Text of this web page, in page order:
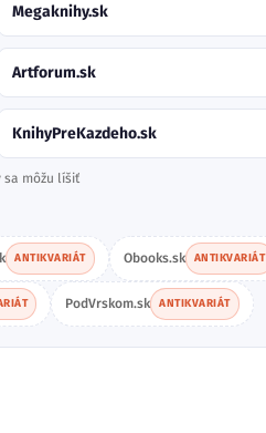
Megaknihy.sk
Artforum.sk
KnihyPreKazdeho.sk
môžu líšiť
ANTIKVARIÁT Obooks.sk ANTIKVARIÁT
PodVrskom.sk ANTIKVARIÁT